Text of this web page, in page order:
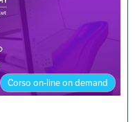
Corso on-line on demand